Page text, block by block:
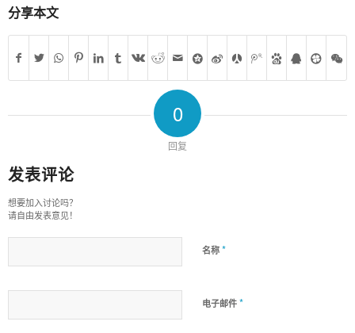
分享本文
0
回复
发表评论
想要加入讨论吗？
请自由发表意见！
名称 *
电子邮件 *